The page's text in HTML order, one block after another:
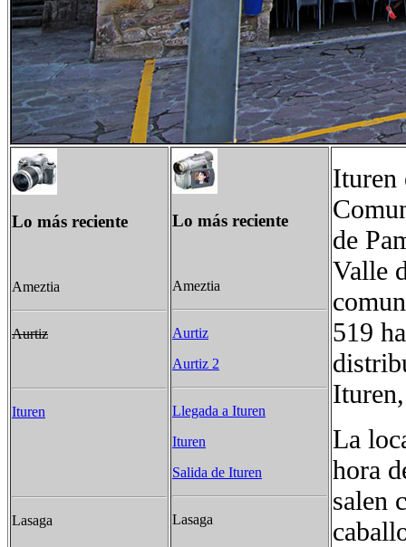
Lo más reciente
Ameztia
Aurtiz
Ituren
Lasaga
Lo más reciente
Ameztia
Aurtiz
Aurtiz 2
Llegada a Ituren
Ituren
Salida de Ituren
Lasaga
Ituren
de
Valle
519
La
hora
salen